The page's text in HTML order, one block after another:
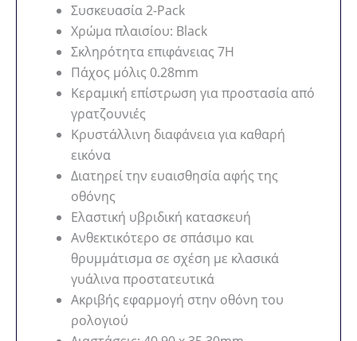
Συσκευασία 2-Pack
Χρώμα πλαισίου: Black
Σκληρότητα επιφάνειας 7H
Πάχος μόλις 0.28mm
Κεραμική επίστρωση για προστασία από
γρατζουνιές
Κρυστάλλινη διαφάνεια για καθαρή
εικόνα
Διατηρεί την ευαισθησία αφής της
οθόνης
Ελαστική υβριδική κατασκευή
Ανθεκτικότερο σε σπάσιμο και
θρυμμάτισμα σε σχέση με κλασικά
γυάλινα προστατευτικά
Ακριβής εφαρμογή στην οθόνη του
ρολογιού